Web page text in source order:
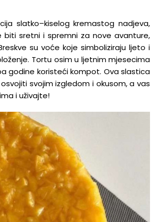
slatko–kiselog kremastog nadjeva,
biti sretni i spremni za nove avanture,
su voće koje simboliziraju ljeto i
Tortu osim u ljetnim mjesecima
godine koristeći kompot. Ova slastica
svojim izgledom i okusom, a vas
i uživajte!